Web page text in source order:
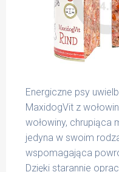
Energiczne psy
MaxidogVit z
wołowiny, chrupiąca
jedyna w swoim
wspomagająca
Dzięki starannie